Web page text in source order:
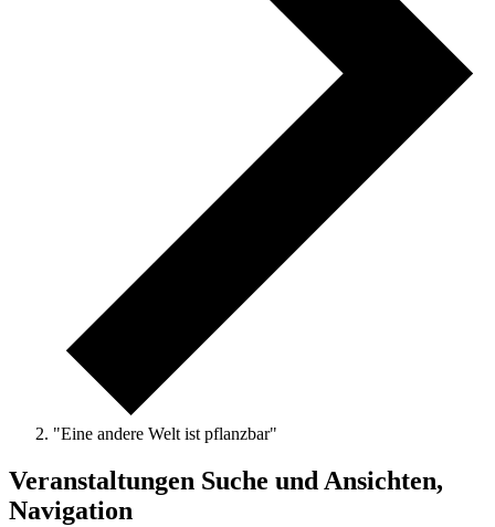
"Eine andere Welt ist pflanzbar"
Veranstaltungen
Veranstaltungen Suche und Ansichten,
Navigation